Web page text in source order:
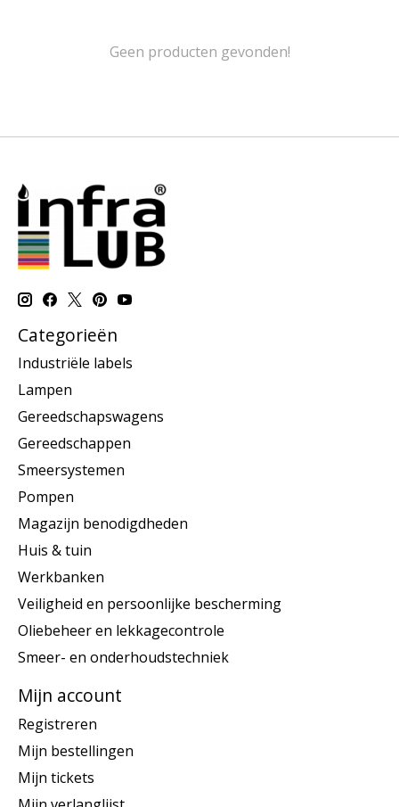
Geen producten gevonden!
Categorieën
Industriële labels
Lampen
Gereedschapswagens
Gereedschappen
Smeersystemen
Pompen
Magazijn benodigdheden
Huis & tuin
Werkbanken
Veiligheid en persoonlijke bescherming
Oliebeheer en lekkagecontrole
Smeer- en onderhoudstechniek
Mijn account
Registreren
Mijn bestellingen
Mijn tickets